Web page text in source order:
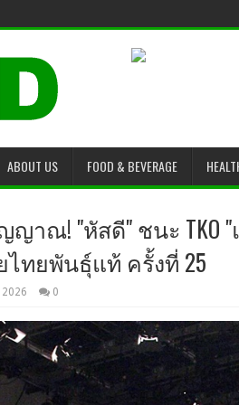
ABOUT US FOOD & BEVERAGE
าณ! "หัสดี" ชนะ TKO
ทยพันธุ์แท้ ครั้งที่ 25
2026 0